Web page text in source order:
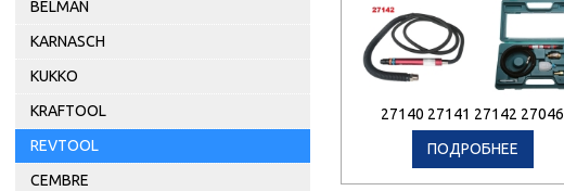
BELMAN
KARNASCH
KUKKO
KRAFTOOL
REVTOOL
CEMBRE
27140 27141 27142 27046
ПОДРОБНЕЕ